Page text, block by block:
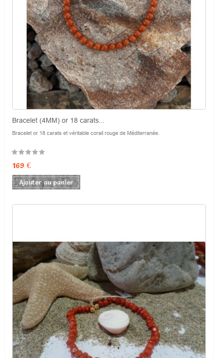
Bracelet (4MM) or 18 carats...
Bracelet or 18 carats et véritable corail rouge de Méditerranée.
Prix
169 €
Ajouter au panier